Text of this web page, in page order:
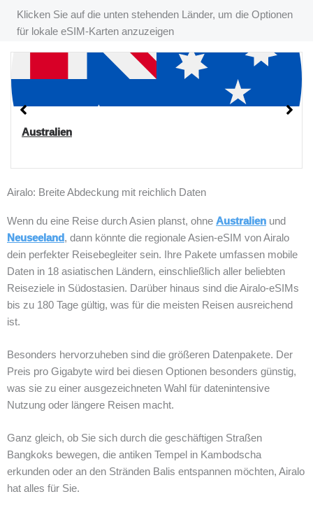
Klicken Sie auf die unten stehenden Länder, um die Optionen
für lokale eSIM-Karten anzuzeigen
Australien
Airalo: Breite Abdeckung mit reichlich Daten
Wenn du eine Reise durch Asien planst, ohne Australien und
Neuseeland , dann könnte die regionale Asien-eSIM von Airalo
dein perfekter Reisebegleiter sein. Ihre Pakete umfassen mobile
Daten in 18 asiatischen Ländern, einschließlich aller beliebten
Reiseziele in Südostasien. Darüber hinaus sind die Airalo-eSIMs
bis zu 180 Tage gültig, was für die meisten Reisen ausreichend
ist.
Besonders hervorzuheben sind die größeren Datenpakete. Der
Preis pro Gigabyte wird bei diesen Optionen besonders günstig,
was sie zu einer ausgezeichneten Wahl für datenintensive
Nutzung oder längere Reisen macht.
Ganz gleich, ob Sie sich durch die geschäftigen Straßen
Bangkoks bewegen, die antiken Tempel in Kambodscha
erkunden oder an den Stränden Balis entspannen möchten, Airalo
hat alles für Sie.